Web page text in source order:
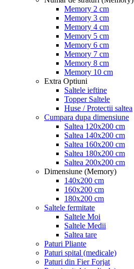
Memory 2 cm
Memory 3 cm
Memory 4 cm
Memory 5 cm
Memory 6 cm
Memory 7 cm
Memory 8 cm
Memory 10 cm
Extra Optiuni
Saltele ieftine
Topper Saltele
Huse / Protectii saltea
Cumpara dupa dimensiune
Saltea 120x200 cm
Saltea 140x200 cm
Saltea 160x200 cm
Saltea 180x200 cm
Saltea 200x200 cm
Dimensiune (Memory)
140x200 cm
160x200 cm
180x200 cm
Saltele fermitate
Saltele Moi
Saltele Medii
Saltea tare
Paturi Pliante
Paturi spital (medicale)
Paturi din Fier Forjat